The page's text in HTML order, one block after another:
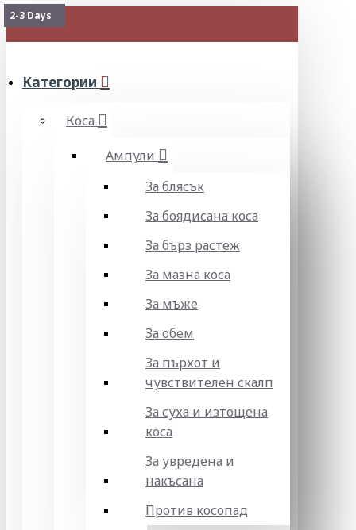
МЕНЮ
Категории
Коса
Ампули
За блясък
За боядисана коса
За бърз растеж
За мазна коса
За мъже
За обем
За пърхот и
чувствителен скалп
За суха и изтощена
коса
За увредена и
накъсана
Против косопад
2-3 Days
2-3 Days
Изчерпан
Изчерпан
Наличен
2-3 Days